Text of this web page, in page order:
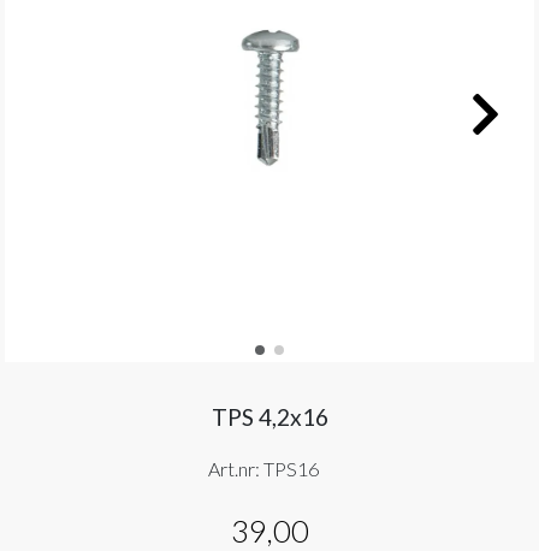
TPS 4,2x16
Art.nr: TPS16
39,00